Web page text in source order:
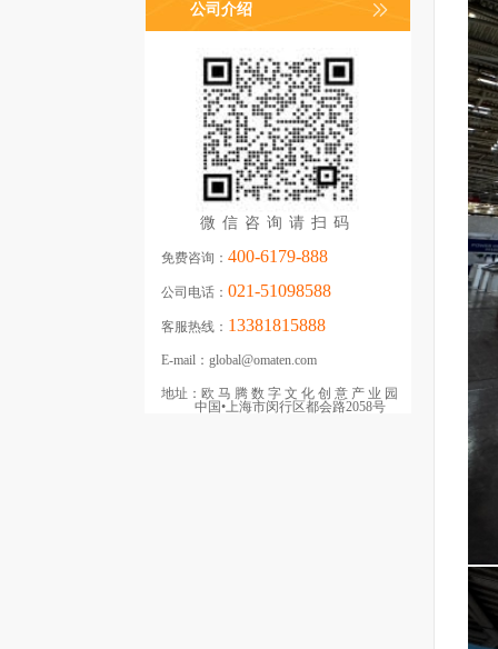
公司介绍
微信咨询请扫码
免费咨询： 400-6179-888
公司电话： 021-51098588
客服热线： 13381815888
E-mail： global@omaten.com
地址： 欧马腾数字文化创意产业园
中国•上海市闵行区都会路2058号